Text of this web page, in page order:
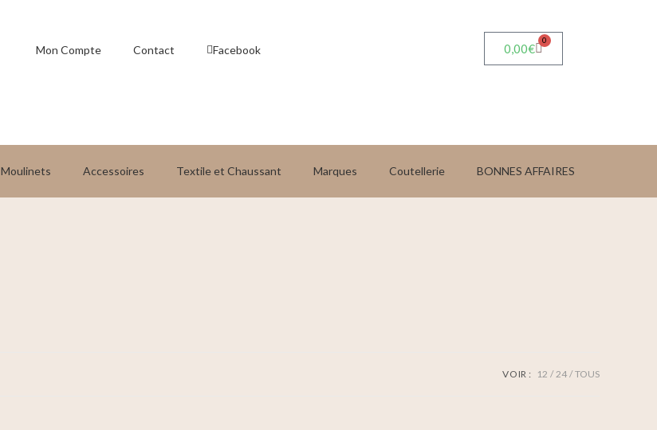
Mon Compte Contact Facebook 0,00€
0
Moulinets Accessoires Textile et Chaussant Marques Coutellerie BONNES AFFAIRES
VOIR : 12 24 TOUS